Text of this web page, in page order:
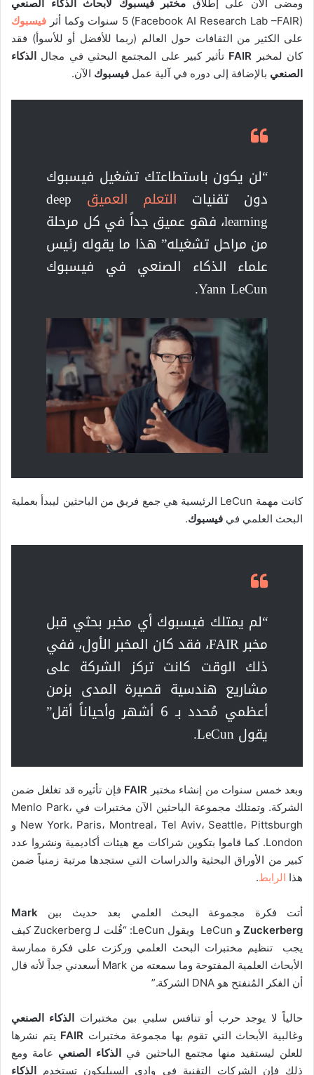
ومضى الآن على إطلاق مختبر فيسبوك لأبحاث الذكاء الصنعي
(Facebook AI Research Lab –FAIR) 5 سنوات وكما أثر
فيسبوك
على الكثير من الثقافات حول العالم (ربما للأفضل أو للأسوأ) فقد
كان لمخبر FAIR تأثير كبير على المجتمع البحثي في مجال
الذكاء
الصنعي بالإضافة إلى دوره في آلية عمل فيسبوك الآن.
“لن يكون باستطاعتك تشغيل فيسبوك
دون تقنيات التعلم العميق
deep
learning، فهو عميق جداً في كل مرحلة
من مراحل تشغيله” هذا ما يقوله رئيس
علماء الذكاء الصنعي في فيسبوك
Yann LeCun.
كانت مهمة LeCun الرئيسية هي جمع فريق من الباحثين ليبدأ بعملية
البحث العلمي في فيسبوك.
“لم يمتلك فيسبوك أي مخبر بحثي قبل
مخبر FAIR، فقد كان المخبر الأول، ففي
ذلك الوقت كانت تركز الشركة على
مشاريع هندسية قصيرة المدى بزمن
أعظمي مُحدد بـ 6 أشهر وأحياناً أقل”
يقول LeCun.
وبعد خمس سنوات من إنشاء مختبر FAIR فإن تأثيره قد تغلغل ضمن
الشركة. وتمتلك مجموعة الباحثين الآن مختبرات في Menlo Park،
New York، Paris، Montreal، Tel Aviv، Seattle، Pittsburgh و
London. كما قاموا بتكوين شراكات مع هيئات أكاديمية ونشروا عدد
كبير من الأوراق البحثية والدراسات التي ستجدها مرتبة زمنياً ضمن
هذا الرابط.
أتت فكرة مجموعة البحث العلمي بعد حديث بين Mark
Zuckerberg
و LeCun ويقول LeCun: “قُلت لـ Zuckerberg كيف
يجب تنظيم مختبرات البحث العلمي وركزت على فكرة ممارسة
الأبحاث العلمية المفتوحة وما سمعته من Mark أسعدني جداً لأنه قال
أن الفكر المُنفتح هو DNA الشركة.”
حالياً لا يوجد حرب أو تنافس سلبي بين مختبرات الذكاء الصنعي
وغالبية الأبحاث التي تقوم بها مجموعة مختبرات FAIR يتم نشرها
للعلن ليستفيد منها مجتمع الباحثين في الذكاء الصنعي عامة ومع
ذلك فإن الشركات التقنية في وادي السيليكون تستخدم الذكاء